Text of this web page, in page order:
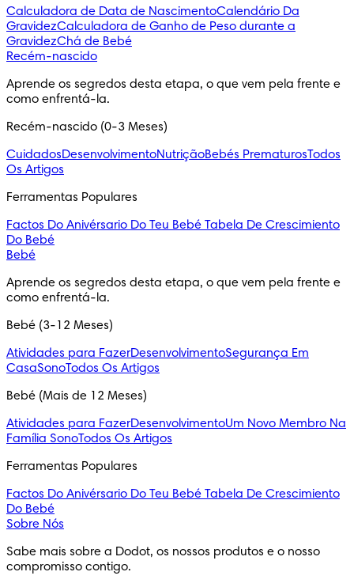
Calculadora de Data de NascimentoCalendário Da
GravidezCalculadora de Ganho de Peso durante a
GravidezChá de Bebé
Recém-nascido
Aprende os segredos desta etapa, o que vem pela frente e
como enfrentá-la.
Recém-nascido (0-3 Meses)
CuidadosDesenvolvimentoNutriçãoBebés PrematurosTodos
Os Artigos
Ferramentas Populares
Factos Do Anivérsario Do Teu Bebé Tabela De Crescimiento
Do Bebé
Bebé
Aprende os segredos desta etapa, o que vem pela frente e
como enfrentá-la.
Bebé (3-12 Meses)
Atividades para FazerDesenvolvimentoSegurança Em
CasaSonoTodos Os Artigos
Bebé (Mais de 12 Meses)
Atividades para FazerDesenvolvimentoUm Novo Membro Na
Família SonoTodos Os Artigos
Ferramentas Populares
Factos Do Anivérsario Do Teu Bebé Tabela De Crescimiento
Do Bebé
Sobre Nós
Sabe mais sobre a Dodot, os nossos produtos e o nosso
compromisso contigo.